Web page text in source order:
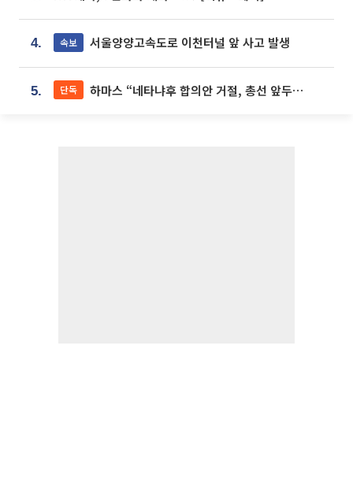
4. 속보 서울양양고속도로 이천터널 앞 사고 발생
5. 단독 하마스 “네타냐후 합의안 거절, 총선 앞두고 시간 끌기”